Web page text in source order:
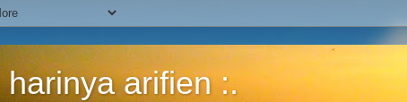
harinya arifien :.